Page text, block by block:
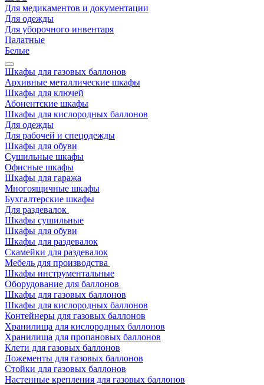
Для медикаментов и документации
Для одежды
Для уборочного инвентаря
Палатные
Белые
Шкафы для газовых баллонов
Архивные металлические шкафы
Шкафы для ключей
Абонентские шкафы
Шкафы для кислородных баллонов
Для одежды
Для рабочей и спецодежды
Шкафы для обуви
Сушильные шкафы
Офисные шкафы
Шкафы для гаража
Многоящичные шкафы
Бухгалтерские шкафы
Для раздевалок
Шкафы сушильные
Шкафы для обуви
Шкафы для раздевалок
Скамейки для раздевалок
Мебель для производства
Шкафы инструментальные
Оборудование для баллонов
Шкафы для газовых баллонов
Шкафы для кислородных баллонов
Контейнеры для газовых баллонов
Хранилища для кислородных баллонов
Хранилища для пропановых баллонов
Клети для газовых баллонов
Ложементы для газовых баллонов
Стойки для газовых баллонов
Настенные крепления для газовых баллонов